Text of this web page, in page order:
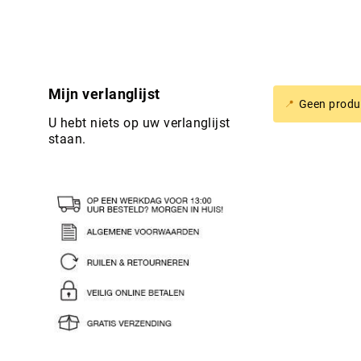
Geen
Mijn verlanglijst
U hebt niets op uw verlanglijst
staan.